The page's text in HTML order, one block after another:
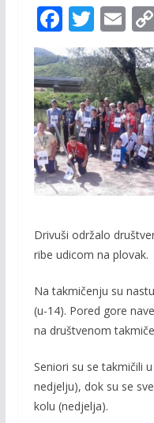
F
ac
e
b
o
o
k
T
w
itt
er
E
m
ai
l
Drivuši održalo
ribe udicom na plovak.
Na takmičenju su
(u-14). Pored gore
na društvenom
Seniori su se takmičili
nedjelju), dok su se
kolu (nedjelja).